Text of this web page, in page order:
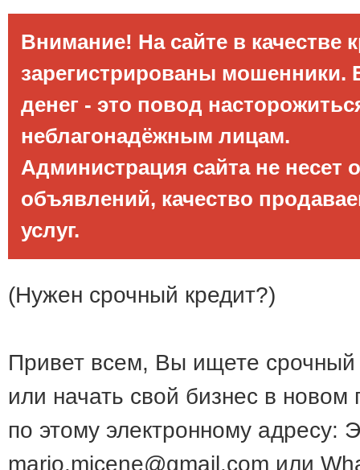
Внимание! На сайте в качестве
зарегистрированы мошенники.
денег - это повод
неблагонадёжным лицам.
Администрация сайта не несет
объявлений, качество
услуг.
(Нужен срочный кредит?)
Привет всем, Вы ищете срочный
или начать свой бизнес в
по этому электронному адресу:
mario.micene@gmail.com или